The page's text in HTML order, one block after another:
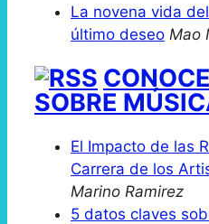
La novena vida
último deseo Mao
SOBRE
El Impacto de las
Carrera de los
Marino Ramirez
5 datos claves